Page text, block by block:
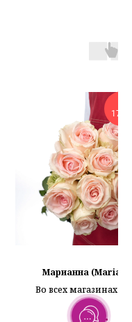
Марианна
Во всех магазинах
г.Раменское
72 р.